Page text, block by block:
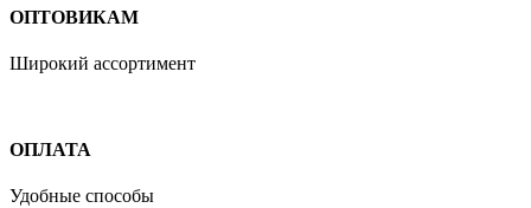
ОПТОВИКАМ
Широкий ассортимент
ОПЛАТА
Удобные способы